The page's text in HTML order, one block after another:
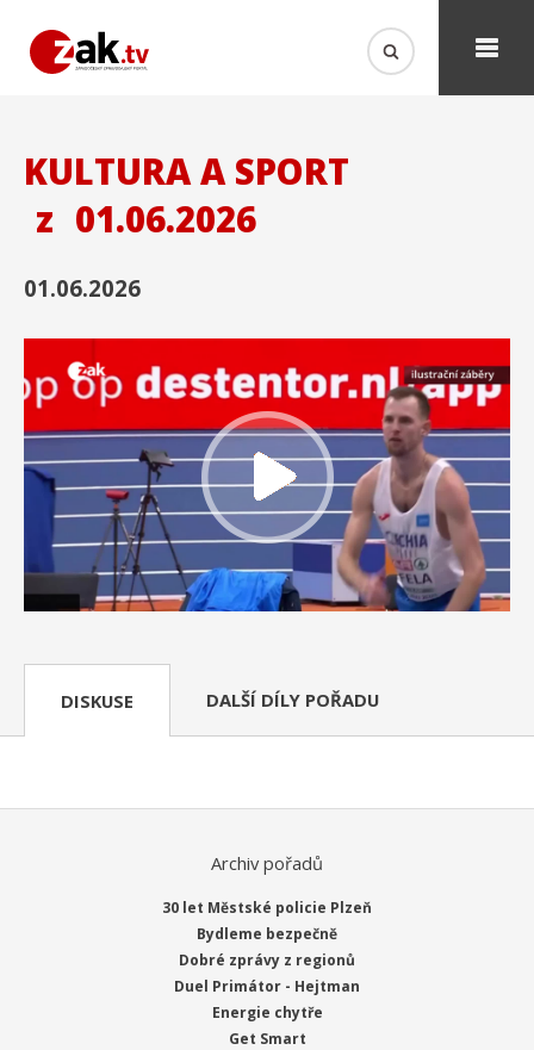
KULTURA A SPORT
z 01.06.2026
01.06.2026
DISKUSE DALŠÍ DÍLY POŘADU
Archiv pořadů
30 let Městské policie Plzeň
Bydleme bezpečně
Dobré zprávy z regionů
Duel Primátor - Hejtman
Energie chytře
Get Smart